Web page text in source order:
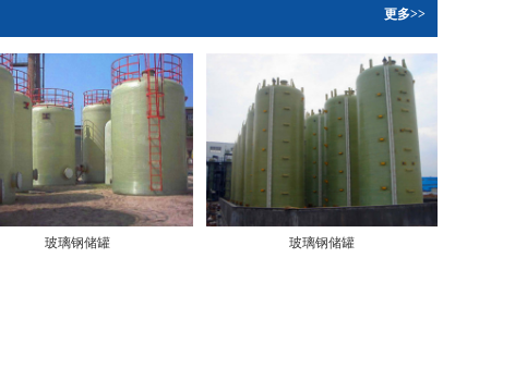
更多>>
玻璃钢储罐 玻璃钢储罐